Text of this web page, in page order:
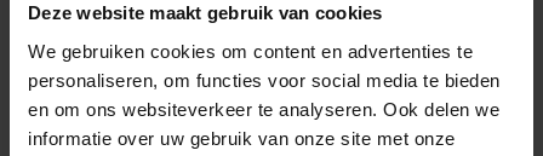
Deze website maakt gebruik van cookies
We gebruiken cookies om content en advertenties te
personaliseren, om functies voor social media te bieden
en om ons websiteverkeer te analyseren. Ook delen we
informatie over uw gebruik van onze site met onze
contact op voor een offerte.
Weer aan de kust